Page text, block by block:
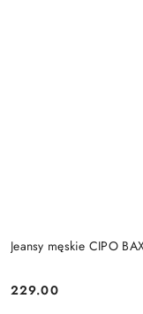
Jeansy męskie CIPO
Cena:
229.00